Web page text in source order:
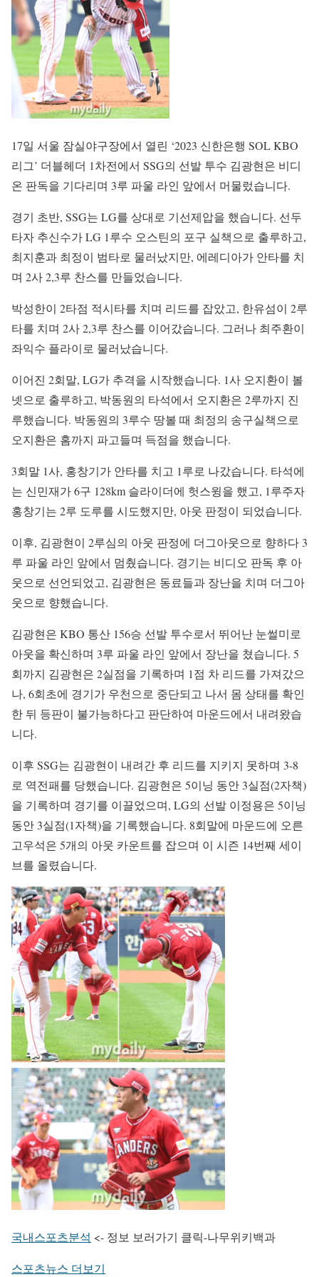
17일 서울 잠실야구장에서 열린 ‘2023 신한은행 SOL KBO
리그’ 더블헤더 1차전에서 SSG의 선발 투수 김광현은 비디
온 판독을 기다리며 3루 파울 라인 앞에서 머물렀습니다.
경기 초반, SSG는 LG를 상대로 기선제압을 했습니다. 선두
타자 추신수가 LG 1루수 오스틴의 포구 실책으로 출루하고,
최지훈과 최정이 범타로 물러났지만, 에레디아가 안타를 치
며 2사 2,3루 찬스를 만들었습니다.
박성한이 2타점 적시타를 치며 리드를 잡았고, 한유섬이 2루
타를 치며 2사 2,3루 찬스를 이어갔습니다. 그러나 최주환이
좌익수 플라이로 물러났습니다.
이어진 2회말, LG가 추격을 시작했습니다. 1사 오지환이 볼
넷으로 출루하고, 박동원의 타석에서 오지환은 2루까지 진
루했습니다. 박동원의 3루수 땅볼 때 최정의 송구실책으로
오지환은 홈까지 파고들며 득점을 했습니다.
3회말 1사, 홍창기가 안타를 치고 1루로 나갔습니다. 타석에
는 신민재가 6구 128km 슬라이더에 헛스윙을 했고, 1루주자
홍창기는 2루 도루를 시도했지만, 아웃 판정이 되었습니다.
이후, 김광현이 2루심의 아웃 판정에 더그아웃으로 향하다 3
루 파울 라인 앞에서 멈췄습니다. 경기는 비디오 판독 후 아
웃으로 선언되었고, 김광현은 동료들과 장난을 치며 더그아
웃으로 향했습니다.
김광현은 KBO 통산 156승 선발 투수로서 뛰어난 눈썰미로
아웃을 확신하며 3루 파울 라인 앞에서 장난을 쳤습니다. 5
회까지 김광현은 2실점을 기록하며 1점 차 리드를 가져갔으
나, 6회초에 경기가 우천으로 중단되고 나서 몸 상태를 확인
한 뒤 등판이 불가능하다고 판단하여 마운드에서 내려왔습
니다.
이후 SSG는 김광현이 내려간 후 리드를 지키지 못하며 3-8
로 역전패를 당했습니다. 김광현은 5이닝 동안 3실점(2자책)
을 기록하며 경기를 이끌었으며, LG의 선발 이정용은 5이닝
동안 3실점(1자책)을 기록했습니다. 8회말에 마운드에 오른
고우석은 5개의 아웃 카운트를 잡으며 이 시즌 14번째 세이
브를 올렸습니다.
국내스포츠분석 <- 정보 보러가기 클릭-나무위키백과
스포츠뉴스 더보기